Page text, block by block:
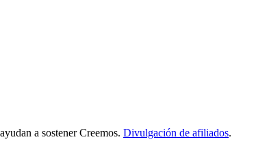
a sostener Creemos. Divulgación de afiliados.